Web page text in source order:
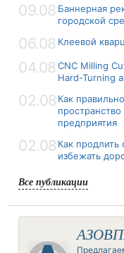
09.08 Баннерная
городской
06.08 Клеевой
04.08 CNC Milling
Hard-Turning
02.08 Как
предприятия
02.08 Как
избежать
Все публикации